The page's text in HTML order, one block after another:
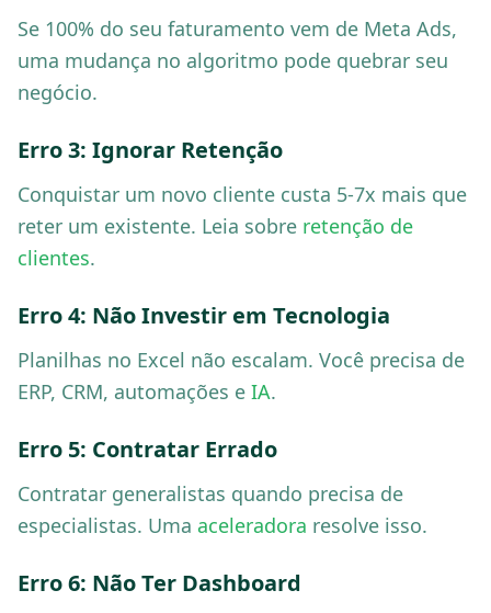
Se 100% do seu faturamento vem de Meta Ads,
uma mudança no algoritmo pode quebrar seu
negócio.
Erro 3: Ignorar Retenção
Conquistar um novo cliente custa 5-7x mais que
reter um existente. Leia sobre retenção de
clientes.
Erro 4: Não Investir em Tecnologia
Planilhas no Excel não escalam. Você precisa de
ERP, CRM, automações e IA.
Erro 5: Contratar Errado
Contratar generalistas quando precisa de
especialistas. Uma aceleradora resolve isso.
Erro 6: Não Ter Dashboard